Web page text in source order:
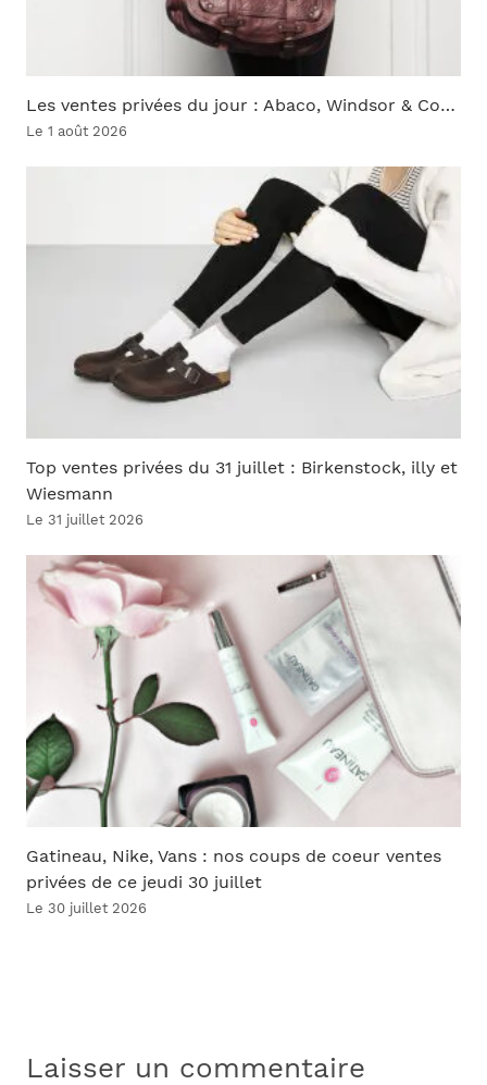
Les ventes privées du jour : Abaco, Windsor & Co…
Le 1 août 2026
Top ventes privées du 31 juillet : Birkenstock, illy et
Wiesmann
Le 31 juillet 2026
Gatineau, Nike, Vans : nos coups de coeur ventes
privées de ce jeudi 30 juillet
Le 30 juillet 2026
Laisser un commentaire